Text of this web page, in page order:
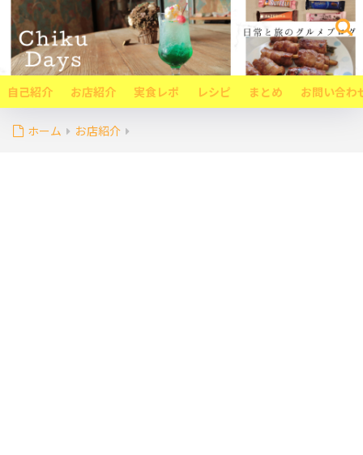
自己紹介 お店紹介 実食レポ レシピ まとめ お問い合わ
ホーム お店紹介